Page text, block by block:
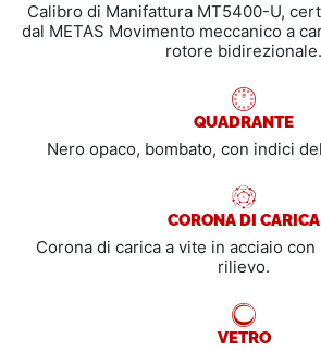
Calibro di Manifattura MT5400-U,
dal METAS Movimento meccanico a
rotore bidirezionale.
QUADRANTE
Nero opaco, bombato, con indici
CORONA DI CARICA
Corona di carica a vite in acciaio con
rilievo.
VETRO